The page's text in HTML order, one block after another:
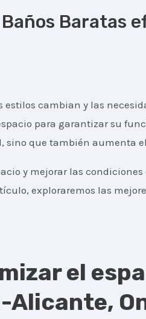
Baratas
cambian y las
para garantizar su
sino que también aumenta
y mejorar las
exploraremos las
el
Alicante,